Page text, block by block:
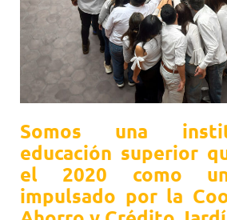
Somos una
educación superior
el 2020 como
impulsado por la